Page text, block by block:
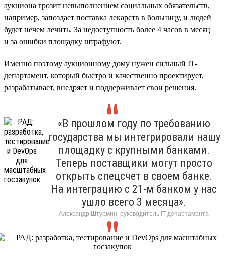
аукциона грозит невыполнением социальных обязательств,
например, запоздает поставка лекарств в больницу, и людей
будет нечем лечить. За недоступность более 4 часов в месяц
и за ошибки площадку штрафуют.
Именно поэтому аукционному дому нужен сильный IT-
департамент, который быстро и качественно проектирует,
разрабатывает, внедряет и поддерживает свои решения.
«В прошлом году по требованию
государства мы интегрировали нашу
площадку с крупными банками.
Теперь поставщики могут просто
открыть спецсчет в своем банке.
На интеграцию с 21-м банком у нас
ушло всего 3 месяца».
Александр Штурмин, руководитель IT-департамента